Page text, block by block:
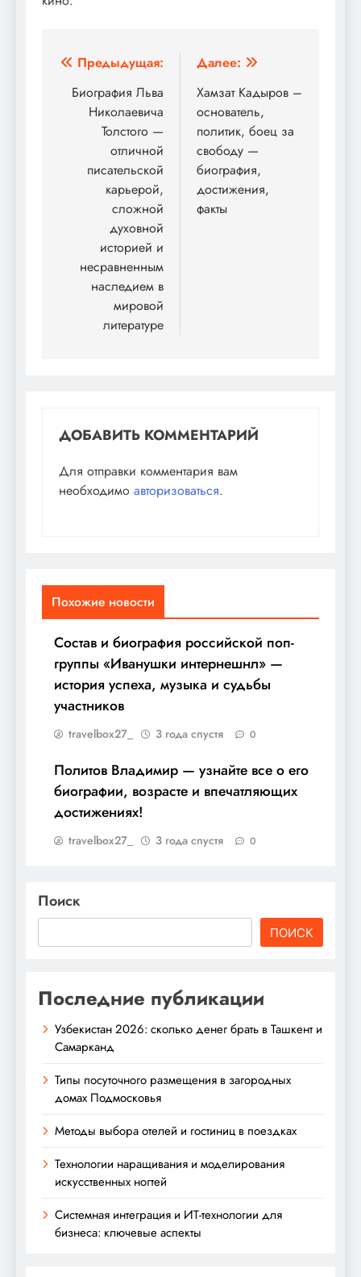
Навигация
по
записям
Предыдущая:
Биография Льва
Николаевича
Толстого —
отличной
писательской
карьерой,
сложной
духовной
историей и
несравненным
наследием в
мировой
литературе
Далее:
Хамзат Кадыров –
основатель,
политик, боец за
свободу —
биография,
достижения,
факты
ДОБАВИТЬ КОММЕНТАРИЙ
Для отправки комментария вам
необходимо авторизоваться.
Похожие новости
Состав и биография российской поп-
группы «Иванушки интернешнл» —
история успеха, музыка и судьбы
участников
travelbox27_ 3 года спустя 0
Политов Владимир — узнайте все о его
биографии, возрасте и впечатляющих
достижениях!
travelbox27_ 3 года спустя 0
Поиск
ПОИСК
Последние публикации
Узбекистан 2026: сколько денег брать в Ташкент и
Самарканд
Типы посуточного размещения в загородных
домах Подмосковья
Методы выбора отелей и гостиниц в поездках
Технологии наращивания и моделирования
искусственных ногтей
Системная интеграция и ИТ-технологии для
бизнеса: ключевые аспекты